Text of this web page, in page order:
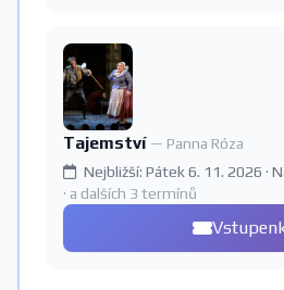
Tajemství — Panna Róza
Nejbližší: Pátek 6. 11. 2026 ·
· a dalších 3 termínů